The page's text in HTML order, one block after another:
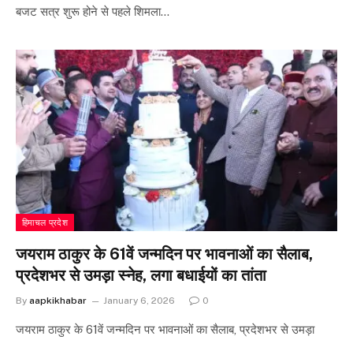
बजट सत्र शुरू होने से पहले शिमला…
हिमाचल प्रदेश
जयराम ठाकुर के 61वें जन्मदिन पर भावनाओं का सैलाब,
प्रदेशभर से उमड़ा स्नेह, लगा बधाईयों का तांता
By aapkikhabar January 6, 2026 0
जयराम ठाकुर के 61वें जन्मदिन पर भावनाओं का सैलाब, प्रदेशभर से उमड़ा